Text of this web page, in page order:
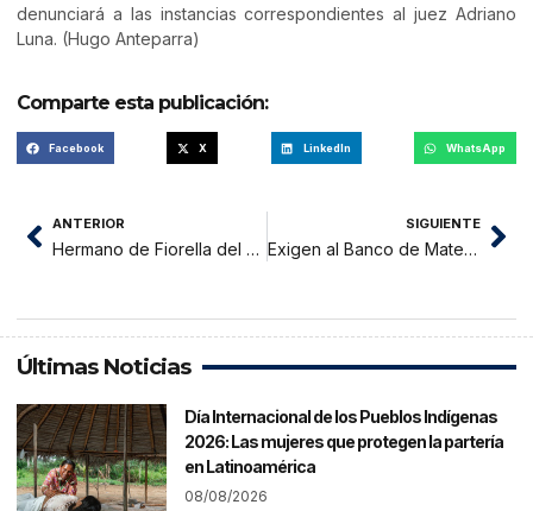
denunciará a las instancias correspondientes al juez Adriano
Luna. (Hugo Anteparra)
Comparte esta publicación:
Facebook X LinkedIn WhatsApp
ANTERIOR
Hermano de Fiorella del Pilar denuncia encubrimiento
SIGUIENTE
Exigen al Banco de Materiales devolución de títulos de propiedad
Últimas Noticias
Día Internacional de los Pueblos Indígenas
2026: Las mujeres que protegen la partería
en Latinoamérica
08/08/2026